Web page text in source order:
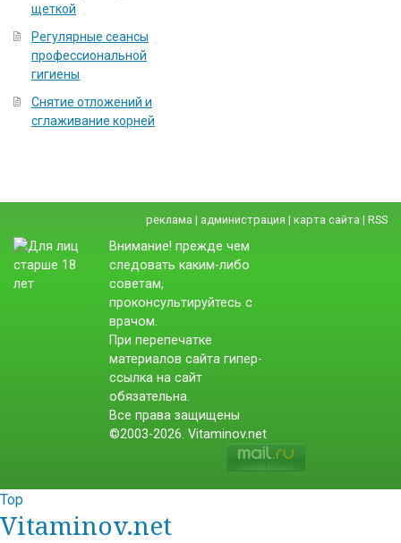
щеткой
Регулярные сеансы
профессиональной
гигиены
Снятие отложений и
сглаживание корней
реклама | администрация | карта сайта | RSS
Внимание! прежде чем
следовать каким-либо
советам,
проконсультируйтесь с
врачом.
При перепечатке
материалов сайта гипер-
ссылка на сайт
обязательна.
Все права защищены
©2003-2026. Vitaminov.net
Top
Vitaminov.net